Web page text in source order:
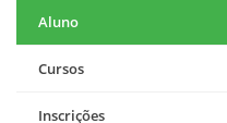
Aluno
Cursos
Inscrições